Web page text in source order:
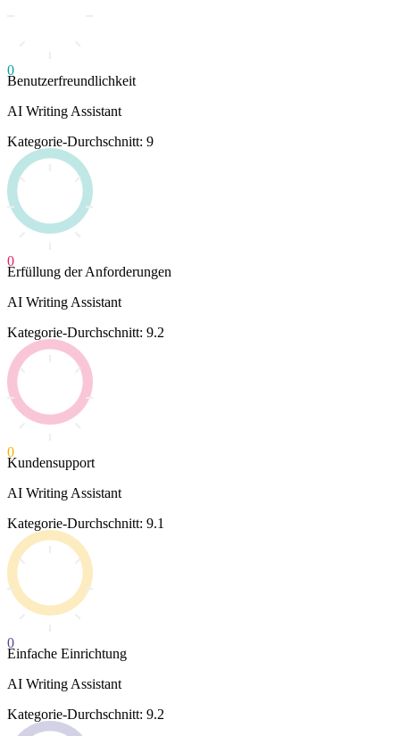
0
Benutzerfreundlichkeit
AI Writing Assistant
Kategorie-Durchschnitt: 9
0
Erfüllung der Anforderungen
AI Writing Assistant
Kategorie-Durchschnitt: 9.2
0
Kundensupport
AI Writing Assistant
Kategorie-Durchschnitt: 9.1
0
Einfache Einrichtung
AI Writing Assistant
Kategorie-Durchschnitt: 9.2